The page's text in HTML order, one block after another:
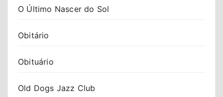
O Último Nascer do Sol
Obitário
Obituário
Old Dogs Jazz Club